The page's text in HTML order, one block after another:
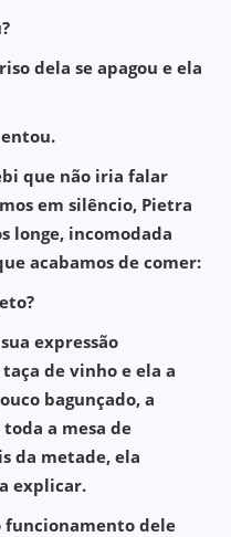
dela se apagou e ela
que não iria falar
em silêncio, Pietra
longe, incomodada
acabamos de comer:
expressão
de vinho e ela a
bagunçado, a
a mesa de
da metade, ela
explicar.
funcionamento dele